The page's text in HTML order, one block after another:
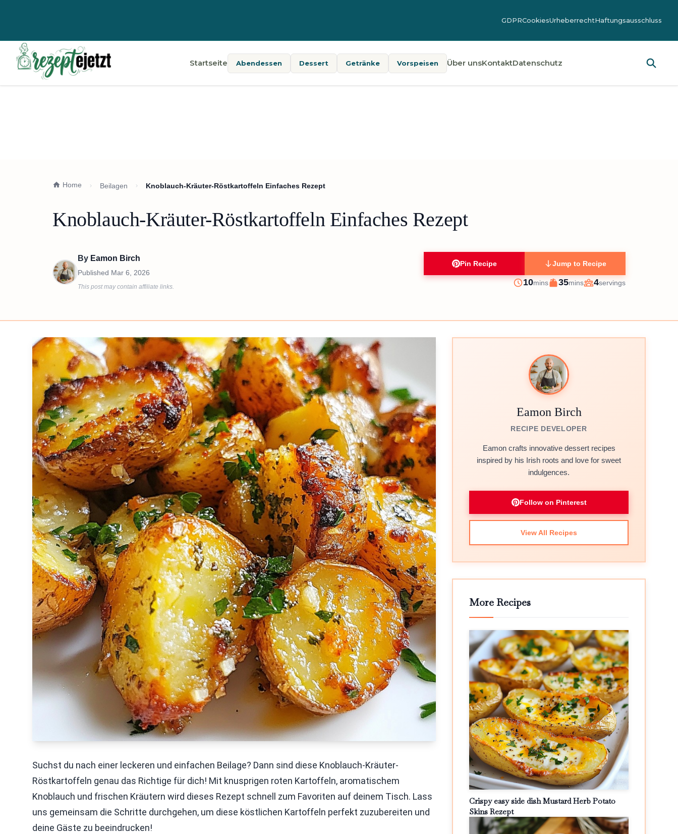
GDPRCookiesUrheberrechtHaftungsausschluss
Startseite Abendessen Dessert Getränke Vorspeisen Über unsKontaktDatenschutz
Home Beilagen Knoblauch-Kräuter-Röstkartoffeln Einfaches Rezept
Knoblauch-Kräuter-Röstkartoffeln Einfaches Rezept
By Eamon Birch
Published Mar 6, 2026
This post may contain affiliate links.
Pin Recipe Jump to Recipe
Prep
10minutes
mins
Cook
35minutes
mins
Servings
4servings
Suchst du nach einer leckeren und einfachen Beilage? Dann sind diese Knoblauch-Kräuter-
Röstkartoffeln genau das Richtige für dich! Mit knusprigen roten Kartoffeln, aromatischem
Knoblauch und frischen Kräutern wird dieses Rezept schnell zum Favoriten auf deinem Tisch. Lass
uns gemeinsam die Schritte durchgehen, um diese köstlichen Kartoffeln perfekt zuzubereiten und
deine Gäste zu beeindrucken!
Eamon Birch
RECIPE DEVELOPER
Eamon crafts innovative dessert recipes
inspired by his Irish roots and love for sweet
indulgences.
Follow on Pinterest
View All Recipes
More Recipes
Crispy easy side dish Mustard Herb Potato
Skins Rezept